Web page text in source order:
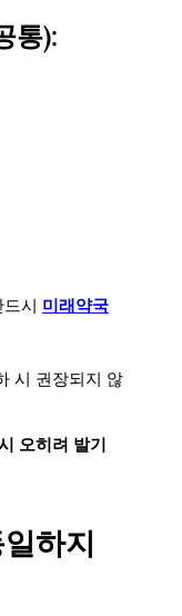
통):
시 미래약국
시 권장되지 않
오히려 발기
하지